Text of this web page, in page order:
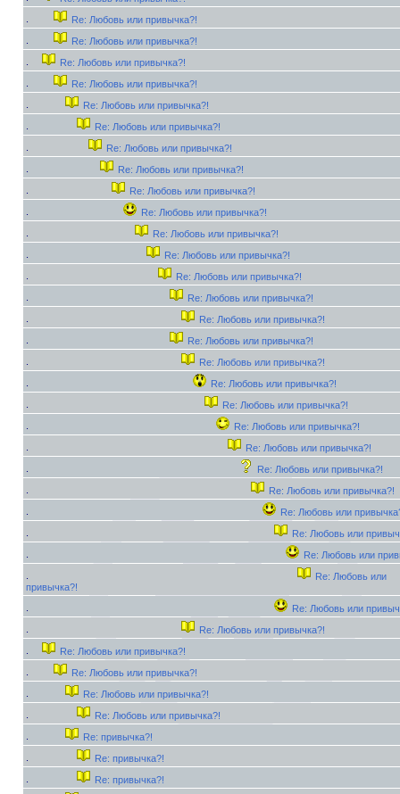
Re: Любовь или привычка?!
Re: Любовь или привычка?!
Re: Любовь или привычка?!
Re: Любовь или привычка?!
Re: Любовь или привычка?!
Re: Любовь или привычка?!
Re: Любовь или привычка?!
Re: Любовь или привычка?!
Re: Любовь или привычка?!
Re: Любовь или привычка?!
Re: Любовь или привычка?!
Re: Любовь или привычка?!
Re: Любовь или привычка?!
Re: Любовь или привычка?!
Re: Любовь или привычка?!
Re: Любовь или привычка?!
Re: Любовь или привычка?!
Re: Любовь или привычка?!
Re: Любовь или привычка?!
Re: Любовь или привычка?!
Re: Любовь или привычка?!
Re: Любовь или привычка?!
Re: Любовь или привычка?!
Re: Любовь или
Re: Любовь или
Re: Любовь или
Re: Любовь или
привычка?!
Re: Любовь или
Re: Любовь или привычка?!
Re: Любовь или привычка?!
Re: Любовь или привычка?!
Re: Любовь или привычка?!
Re: Любовь или привычка?!
Re: привычка?!
Re: привычка?!
Re: привычка?!